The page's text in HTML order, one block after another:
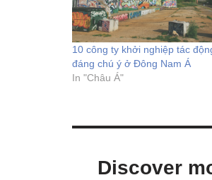
10 công ty khởi nghiệp tác
đáng chú ý ở Đông Nam Á
In "Châu Á"
Discover